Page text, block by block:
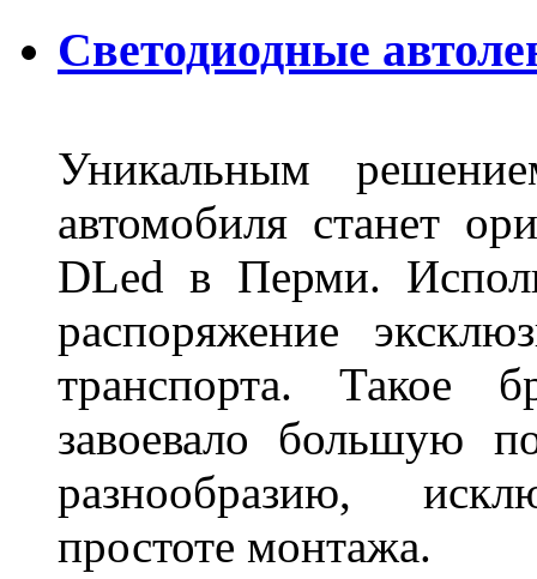
Светодиодные
Уникальным
автомобиля станет
DLed в Перми.
распоряжение
транспорта. Такое
завоевало большую
разнообразию,
простоте монтажа.